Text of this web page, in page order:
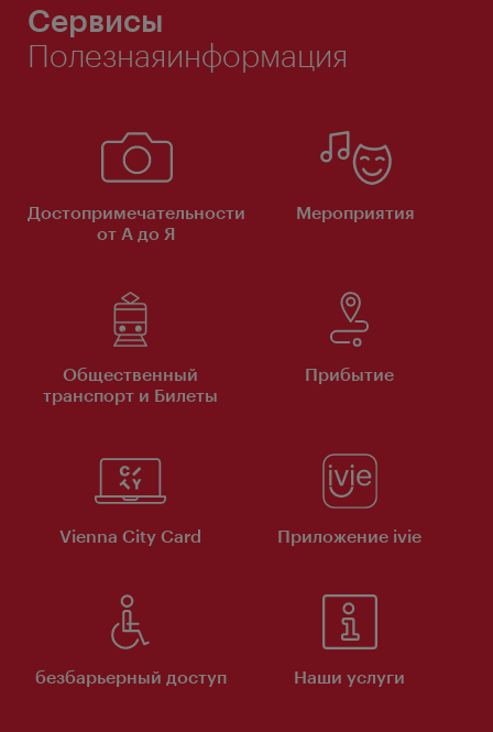
Сервисы
Полезнаяинформация
Достопримечательности
от А до Я
Мероприятия
Общественный
транспорт и Билеты
Прибытие
Vienna City Card Приложение ivie
безбарьерный доступ Наши услуги